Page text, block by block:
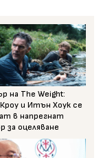
на The Weight:
и Итън Хоук се
в напрегнат
за оцеляване